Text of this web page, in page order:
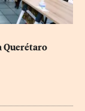
Querétaro